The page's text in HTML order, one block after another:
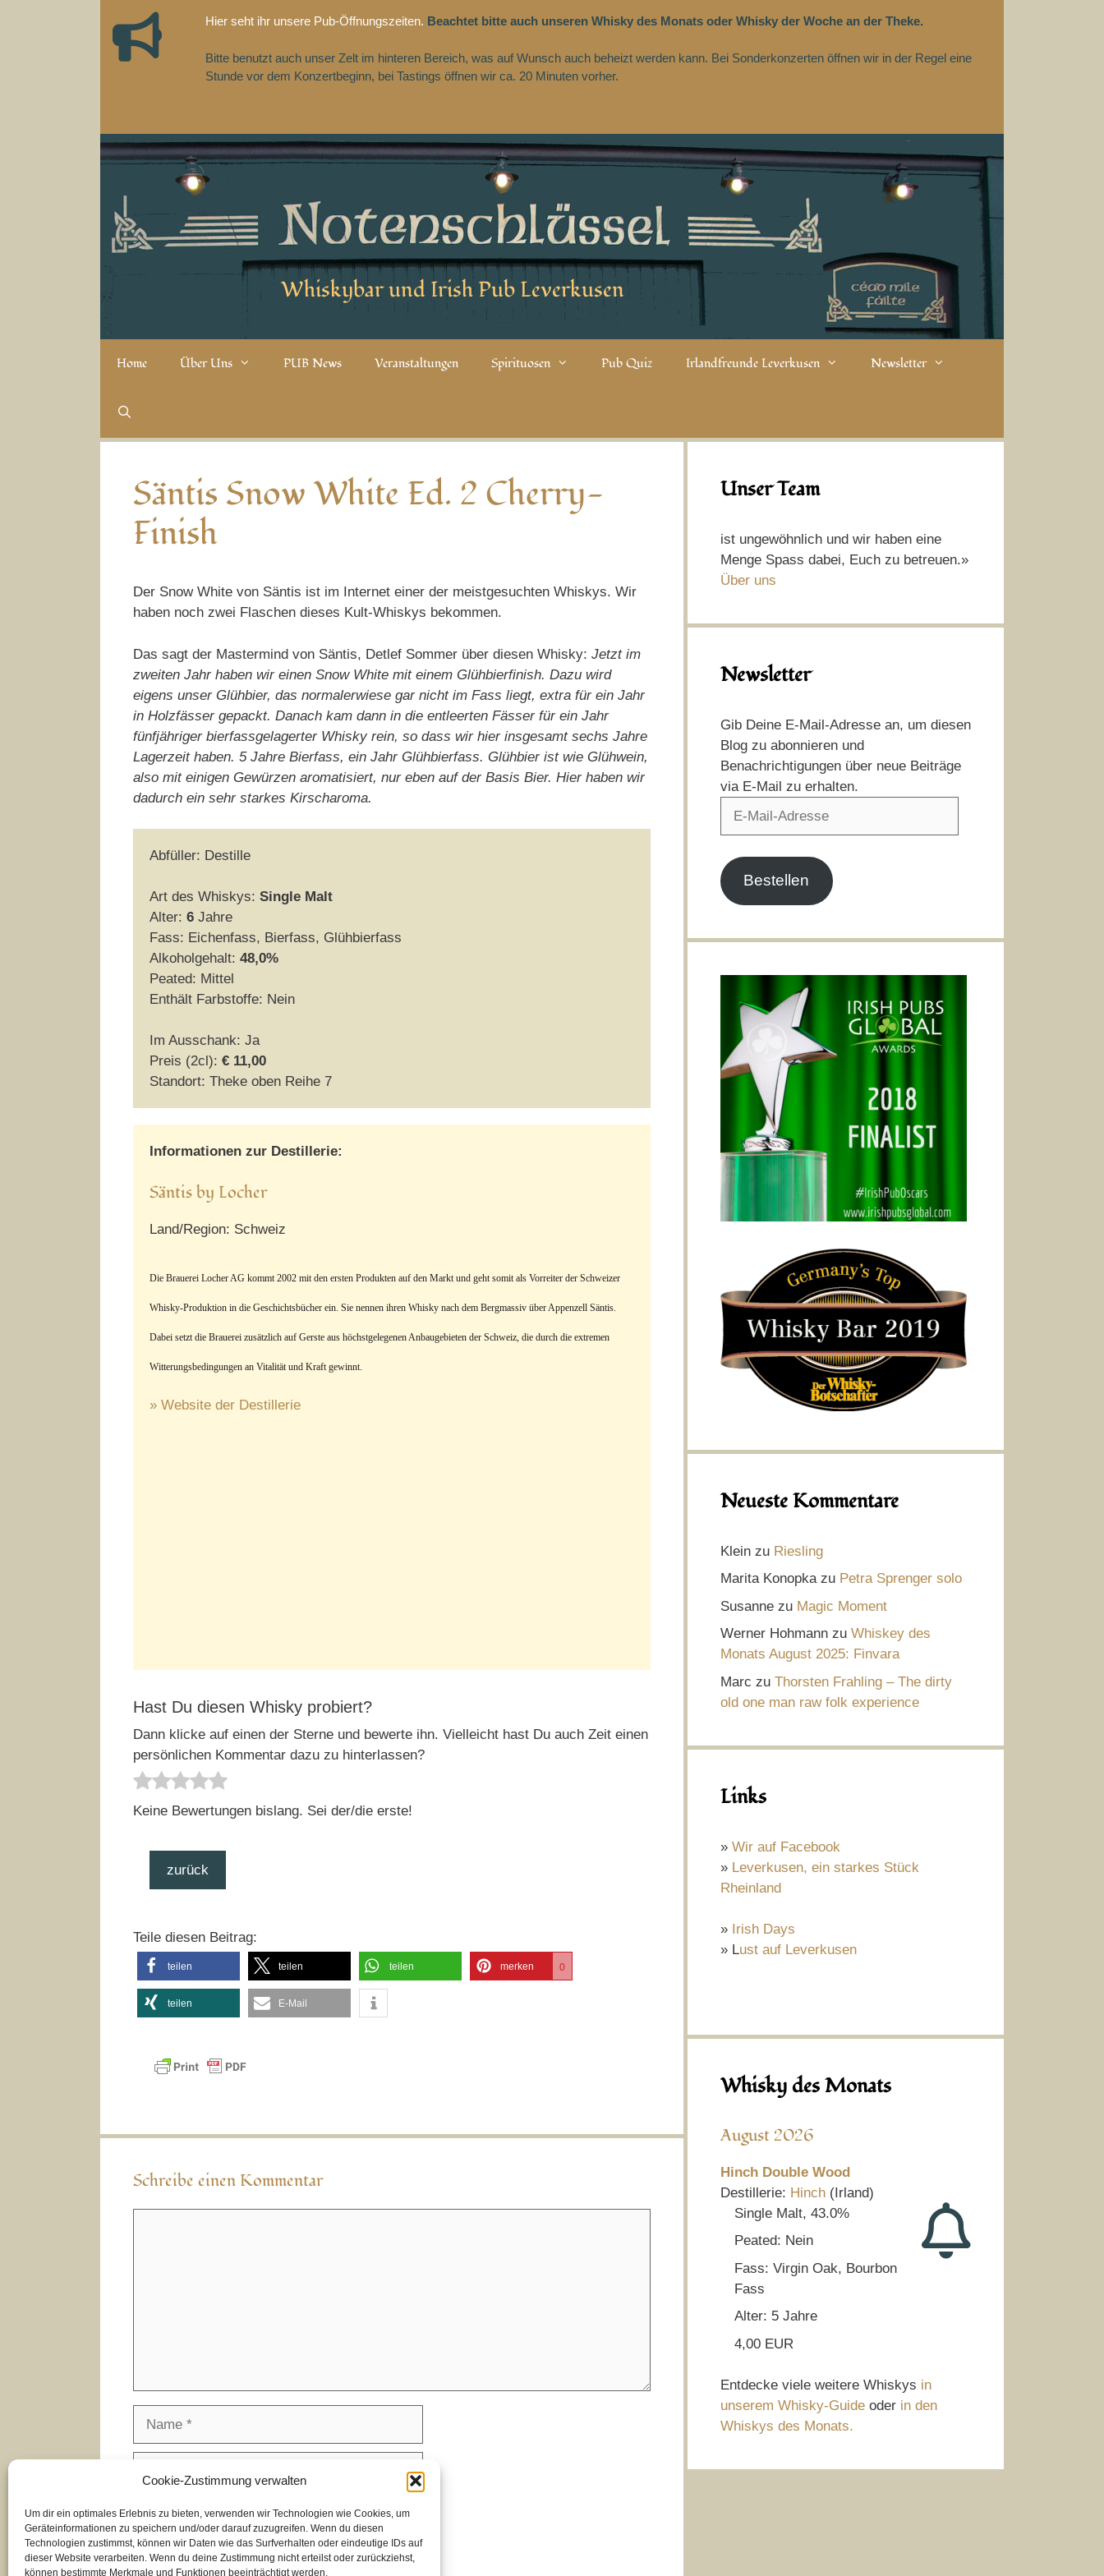
Cookie-Zustimmung verwalten
Um dir ein optimales Erlebnis zu bieten, verwenden wir Technologien wie Cookies, um
Geräteinformationen zu speichern und/oder darauf zuzugreifen. Wenn du diesen
Technologien zustimmst, können wir Daten wie das Surfverhalten oder eindeutige IDs auf
dieser Website verarbeiten. Wenn du deine Zustimmung nicht erteilst oder zurückziehst,
können bestimmte Merkmale und Funktionen beeinträchtigt werden.
Hier seht ihr unsere Pub-Öffnungszeiten. Beachtet bitte auch unseren Whisky des Monats oder Whisky der Woche an der Theke.
Bitte benutzt auch unser Zelt im hinteren Bereich, was auf Wunsch auch beheizt werden kann. Bei Sonderkonzerten öffnen wir in der Regel eine
Stunde vor dem Konzertbeginn, bei Tastings öffnen wir ca. 20 Minuten vorher.
Whiskybar und Irish Pub Leverkusen
Home Über Uns PUB News Veranstaltungen Spirituosen Pub Quiz Irlandfreunde Leverkusen Newsletter
Säntis Snow White Ed. 2 Cherry-
Finish
Der Snow White von Säntis ist im Internet einer der meistgesuchten Whiskys. Wir
haben noch zwei Flaschen dieses Kult-Whiskys bekommen.
Das sagt der Mastermind von Säntis, Detlef Sommer über diesen Whisky: Jetzt im
zweiten Jahr haben wir einen Snow White mit einem Glühbierfinish. Dazu wird
eigens unser Glühbier, das normalerwiese gar nicht im Fass liegt, extra für ein Jahr
in Holzfässer gepackt. Danach kam dann in die entleerten Fässer für ein Jahr
fünfjähriger bierfassgelagerter Whisky rein, so dass wir hier insgesamt sechs Jahre
Lagerzeit haben. 5 Jahre Bierfass, ein Jahr Glühbierfass. Glühbier ist wie Glühwein,
also mit einigen Gewürzen aromatisiert, nur eben auf der Basis Bier. Hier haben wir
dadurch ein sehr starkes Kirscharoma.
Abfüller: Destille
Art des Whiskys: Single Malt
Alter: 6 Jahre
Fass: Eichenfass, Bierfass, Glühbierfass
Alkoholgehalt: 48,0%
Peated: Mittel
Enthält Farbstoffe: Nein
Im Ausschank: Ja
Preis (2cl): € 11,00
Standort: Theke oben Reihe 7
Informationen zur Destillerie:
Säntis by Locher
Land/Region: Schweiz
Die Brauerei Locher AG kommt 2002 mit den ersten Produkten auf den Markt und geht somit als Vorreiter der Schweizer
Whisky-Produktion in die Geschichtsbücher ein. Sie nennen ihren Whisky nach dem Bergmassiv über Appenzell Säntis.
Dabei setzt die Brauerei zusätzlich auf Gerste aus höchstgelegenen Anbaugebieten der Schweiz, die durch die extremen
Witterungsbedingungen an Vitalität und Kraft gewinnt.
» Website der Destillerie
Hast Du diesen Whisky probiert?
Dann klicke auf einen der Sterne und bewerte ihn. Vielleicht hast Du auch Zeit einen
persönlichen Kommentar dazu zu hinterlassen?
Keine Bewertungen bislang. Sei der/die erste!
zurück
Teile diesen Beitrag:
teilen teilen teilen merken 0
teilen E-Mail
Schreibe einen Kommentar
E-
Mail-
Website
Unser Team
ist ungewöhnlich und wir haben eine
Menge Spass dabei, Euch zu betreuen.»
Über uns
Newsletter
Gib Deine E-Mail-Adresse an, um diesen
Blog zu abonnieren und
Benachrichtigungen über neue Beiträge
via E-Mail zu erhalten.
Bestellen
Neueste Kommentare
Klein zu Riesling
Marita Konopkazu Petra Sprenger solo
Susanne zu Magic Moment
Werner Hohmann zu Whiskey des
Monats August 2025: Finvara
Marc zu Thorsten Frahling – The dirty
old one man raw folk experience
Links
» Wir auf Facebook
» Leverkusen, ein starkes Stück
Rheinland
» Irish Days
» Lust auf Leverkusen
Whisky des Monats
August 2026
Hinch Double Wood
Destillerie: Hinch (Irland)
Single Malt, 43.0%
Peated: Nein
Fass: Virgin Oak, Bourbon
Fass
Alter: 5 Jahre
4,00 EUR
Entdecke viele weitere Whiskys in
unserem Whisky-Guide oder in den
Whiskys des Monats.